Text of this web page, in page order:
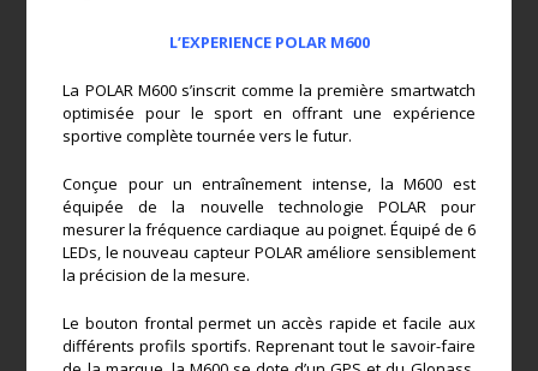
L’EXPERIENCE POLAR M600
La POLAR M600 s’inscrit comme la première smartwatch
optimisée pour le sport en offrant une expérience
sportive complète tournée vers le futur.
Conçue pour un entraînement intense, la M600 est
équipée de la nouvelle technologie POLAR pour
mesurer la fréquence cardiaque au poignet. Équipé de 6
LEDs, le nouveau capteur POLAR améliore sensiblement
la précision de la mesure.
Le bouton frontal permet un accès rapide et facile aux
différents profils sportifs. Reprenant tout le savoir-faire